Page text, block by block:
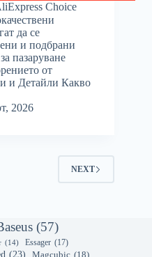
Choice
да се
и подбрани
пазаруване
от
и Детайли Какво
2026
NEXT
(57)
(14) Essager (17)
(23) Magcubic (18)